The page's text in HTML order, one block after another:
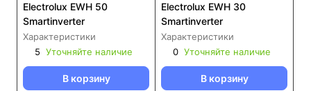
Electrolux EWH 50
Smartinverter
Характеристики
5 Уточняйте наличие
В корзину
Electrolux EWH 30
Smartinverter
Характеристики
0 Уточняйте наличие
В корзину